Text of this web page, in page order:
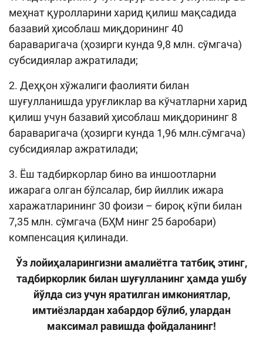
меҳнат қуролларини харид қилиш мақсадида
базавий ҳисоблаш миқдорининг 40
бараваригача (ҳозирги кунда 9,8 млн. сўмгача)
субсидиялар ажратилади;
2. Деҳқон хўжалиги фаолияти билан
шуғулланишда уруғликлар ва кўчатларни харид
қилиш учун базавий ҳисоблаш миқдорининг 8
бараваригача (ҳозирги кунда 1,96 млн.сўмгача)
субсидиялар ажратилади;
3. Ёш тадбиркорлар бино ва иншоотларни
ижарага олган бўлсалар, бир йиллик ижара
харажатларининг 30 фоизи – бироқ кўпи билан
7,35 млн. сўмгача (БҲМ нинг 25 баробари)
компенсация қилинади.
Ўз лойиҳаларингизни амалиётга татбиқ этинг,
тадбиркорлик билан шуғулланинг ҳамда ушбу
йўлда сиз учун яратилган имкониятлар,
имтиёзлардан хабардор бўлиб, улардан
максимал равишда фойдаланинг!